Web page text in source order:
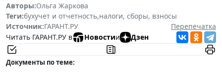
Авторы:Ольга Жаркова
Теги:бухучет и отчетность,налоги, сборы, взносы
Источник:ГАРАНТ.РУ
Перепечатка
Читать ГАРАНТ.РУ в
Новостии Дзен
Документы по теме: